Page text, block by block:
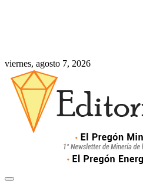
viernes, agosto 7, 2026